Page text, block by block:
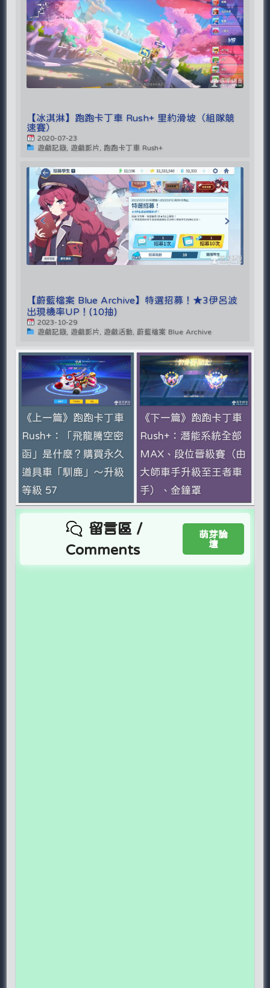
【冰淇淋】跑跑卡丁車 Rush+ 里約滑坡（組隊競
速賽）
2020-07-23
遊戲記錄, 遊戲影片, 跑跑卡丁車 Rush+
【蔚藍檔案 Blue Archive】特選招募！★3伊呂波
出現機率UP！(10抽)
2023-10-29
遊戲記錄, 遊戲影片, 遊戲活動, 蔚藍檔案 Blue Archive
《上一篇》跑跑卡丁車
Rush+：「飛龍騰空密
函」是什麼？購買永久
道具車「馴鹿」～升級
等級 57
《下一篇》跑跑卡丁車
Rush+：潛能系統全部
MAX、段位晉級賽（由
大師車手升級至王者車
手）、金鐘罩
留言區 /
Comments
萌芽論
壇